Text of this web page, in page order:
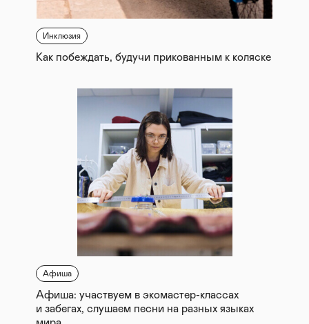
Инклюзия
Как побеждать, будучи прикованным к коляске
Афиша
Афиша: участвуем в экомастер-классах
и забегах, слушаем песни на разных языках